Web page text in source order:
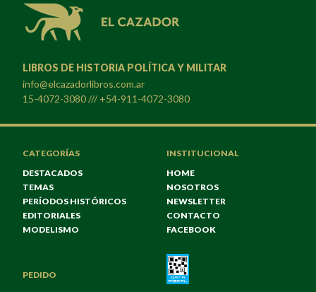
LIBROS DE HISTORIA POLÍTICA Y MILITAR
info@elcazadorlibros.com.ar
15-4072-3080 /// +54-911-4072-3080
CATEGORÍAS
DESTACADOS
TEMAS
PERÍODOS HISTÓRICOS
EDITORIALES
MODELISMO
INSTITUCIONAL
HOME
NOSOTROS
NEWSLETTER
CONTACTO
FACEBOOK
PEDIDO